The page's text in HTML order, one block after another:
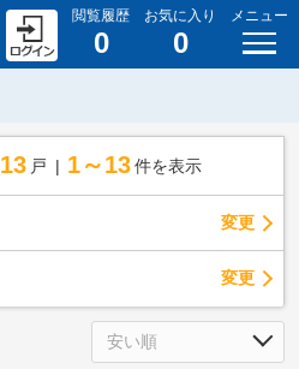
閲覧履歴
0
お気に入り
0
メニュー
13 戸 1～13 件を表示
変更
変更